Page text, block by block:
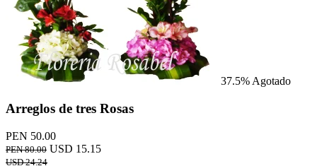
37.5% Agotado
Arreglos de tres Rosas
PEN 50.00
PEN 80.00 USD 15.15
USD 24.24